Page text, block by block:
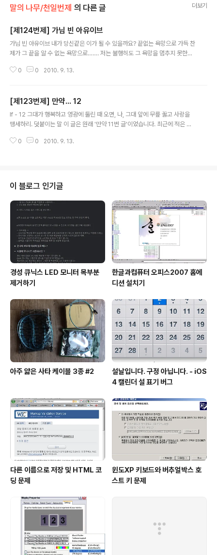
말의 나무/천일번제 의 다른 글 더보기
[제124번제] 가님 빈 아유이브
가님 빈 아유이브 내가 당신같은 이가 될 수 있을까요? 끝없는 욕망으로 가득 찬
제가 그 끝을 알 수 없는 욕망으로……. 저는 불행히도 그 욕망을 멈추지 못한답
바라나니……. 덧붙이는 말 가님 빈 아유이브(Ghanim bin Ayyub)는 천일야
"천일야화"가 되었답니다. 그런데... 내용이 생각나지 않는다는... 20년은 너무
길었단 말인가!? ㅡㅡ;
0 0 2010. 9. 13.
[제123번제] 만약... 12
If - 12 그대가 행복하고 영광에 둘린 때 오면, 나, 그대 앞에 무릎 꿇고 사랑을
맹세하리. 덧붙이는 말 이 글은 원래 '만약 11번 글'이었습니다. 최근에 적은 글
왔다고 보시면 됩니다.
0 0 2010. 9. 13.
이 블로그 인기글
경성 큐닉스 LED 모니터 목부분
제거하기
한글과컴퓨터 오피스2007 홈에
디션 설치기
아주 얇은 사타 케이블 3종 #2
설날입니다. 구정 아닙니다. - iOS
4 캘린더 설 표기 버그
다른 이름으로 저장 및 HTML 코
딩 문제
윈도XP 키보드와 버추얼박스 호
스트 키 문제